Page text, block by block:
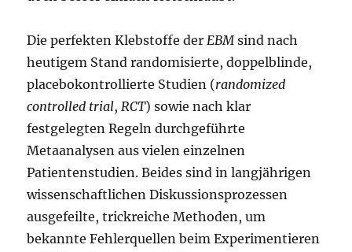
Die perfekten Klebstoffe derEBM sind nach
heutigem Stand randomisierte, doppelblinde,
placebokontrollierte Studien (randomized
controlled trial,RCT) sowie nach klar
festgelegten Regeln durchgeführte
Metaanalysen aus vielen einzelnen
Patientenstudien. Beides sind in langjährigen
wissenschaftlichen Diskussionsprozessen
ausgefeilte, trickreiche Methoden, um
bekannte Fehlerquellen beim Experimentieren